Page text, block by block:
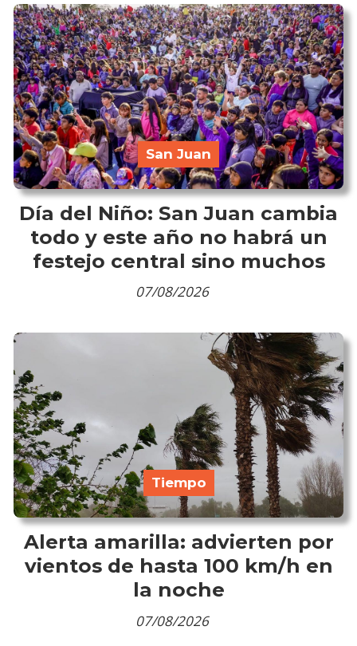
Día del Niño: San Juan cambia
todo y este año no habrá un
festejo central sino muchos
San Juan
07/08/2026
Alerta amarilla: advierten por
vientos de hasta 100 km/h en
la noche
Tiempo
07/08/2026